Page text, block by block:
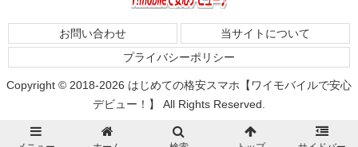
お問い合わせ
当サイトについて
プライバシーポリシー
Copyright © 2018-2026 はじめての格安スマホ【ワイモバイルで安心
デビュー！】 All Rights Reserved.